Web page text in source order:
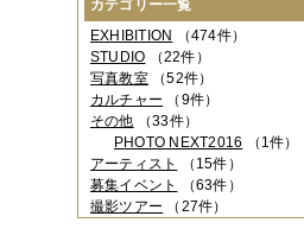
2022年08月
（3件）
2022年07月（3件）
2022年05月（4件）
2022年04月（2件）
2022年03月
（5件）
2022年02月（3件）
2022年01月（3件）
2021年12月（2件）
2021年11月（3件）
2021年10月
（1件）
カテゴリー一覧
EXHIBITION （474件）
STUDIO （22件）
写真教室（52件）
カルチャー （9件）
その他 （33件）
PHOTO NEXT2016 （1件）
アーティスト
（15件）
募集イベント
（63件）
撮影ツアー （27件）